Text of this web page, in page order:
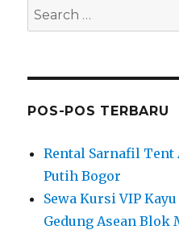
Search
for:
POS-POS TERBARU
Rental Sarnafil Tent
Putih Bogor
Sewa Kursi VIP
Gedung Asean Blok